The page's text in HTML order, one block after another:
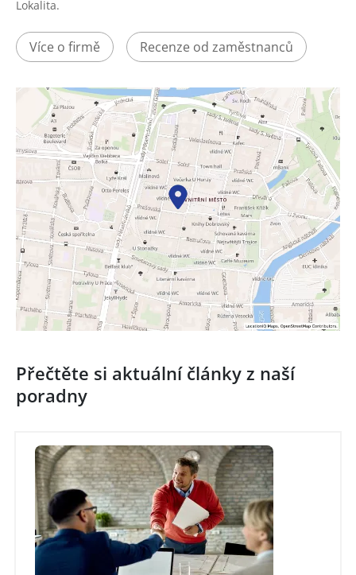
Lokalita.
Více o firmě Recenze od zaměstnanců
Přečtěte si aktuální články z naší
poradny